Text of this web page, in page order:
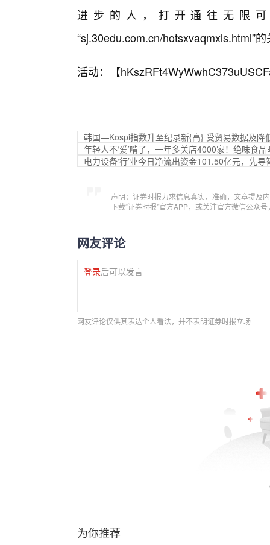
进步的人，打开通往无限
“sj.30edu.com.cn/hotsxvaqmxls.html”
活动：【
韩国—Kospi指数升至纪录新{高} 受贸易数据及降
年轻人不‘爱’啃了，一年多关店4000家！绝味食
电力设备‘行’业今日净流出资金101.50亿元，先
声明：证券时报力求信息真实、准确，文章提及
下载“证券时报”官方APP，或关注官方微信公众
网友评论
登录后可以发言
网友评论仅供其表达个人看法，并不表明证券时报立场
为你推荐